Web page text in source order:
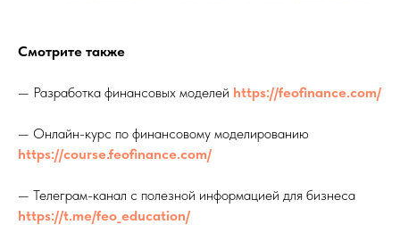
Смотрите также
— Разработка финансовых моделей https://feofinance.com/
— Онлайн-курс по финансовому моделированию
https://course.feofinance.com/
— Телеграм-канал с полезной информацией для бизнеса
https://t.me/feo_education/